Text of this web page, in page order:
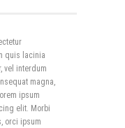
quis lacinia
ipsum
elit. Morbi
orci ipsum
quis lacinia
vel interdum
magna,
ipsum
elit. Morbi
orci ipsum